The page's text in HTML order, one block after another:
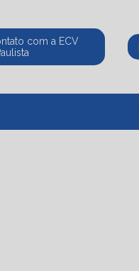
com a ECV